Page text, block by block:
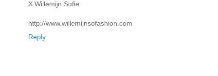
X Willemijn Sofie
http://www.willemijnsofashion.com
Reply